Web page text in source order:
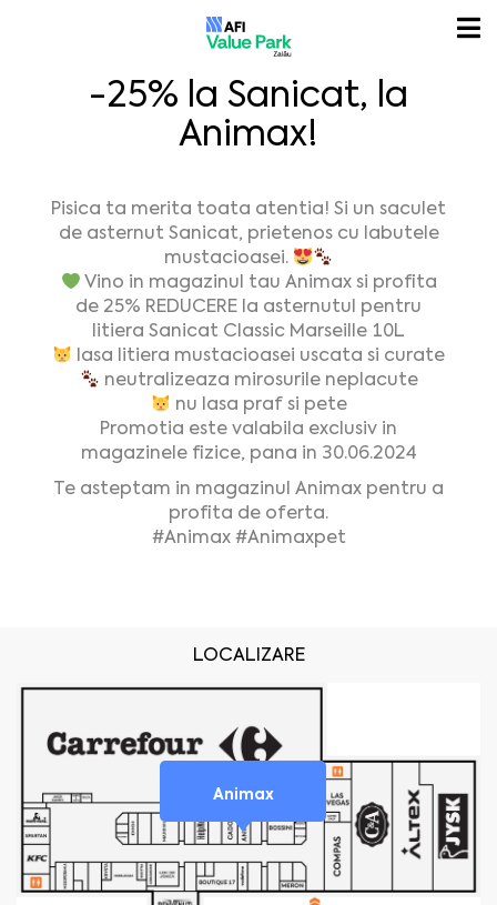
-25% la Sanicat, la
Animax!
Pisica ta merita toata atentia! Si un saculet
de asternut Sanicat, prietenos cu labutele
mustacioasei.
Vino in magazinul tau Animax si profita
de 25% REDUCERE la asternutul pentru
litiera Sanicat Classic Marseille 10L
lasa litiera mustacioasei uscata si curate
neutralizeaza mirosurile neplacute
nu lasa praf si pete
Promotia este valabila exclusiv in
magazinele fizice, pana in 30.06.2024
Te asteptam in magazinul Animax pentru a
profita de oferta.
#Animax #Animaxpet
LOCALIZARE
Animax